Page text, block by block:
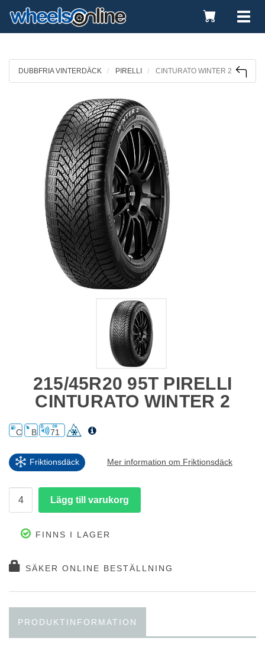
Toggle
Cart
DUBBFRIA VINTERDÄCK PIRELLI CINTURATO WINTER 2
215/45R20 95T PIRELLI
CINTURATO WINTER 2
C B 71
Friktionsdäck Mer information om Friktionsdäck
FINNS I LAGER
SÄKER ONLINE BESTÄLLNING
PRODUKTINFORMATION